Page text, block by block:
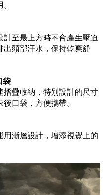
至最上方時不會產生壓迫
出頭部汗水，保持乾爽舒
袋
摺疊收納，特別設計的尺寸
口袋，方便攜帶。
漸層設計，增添視覺上的